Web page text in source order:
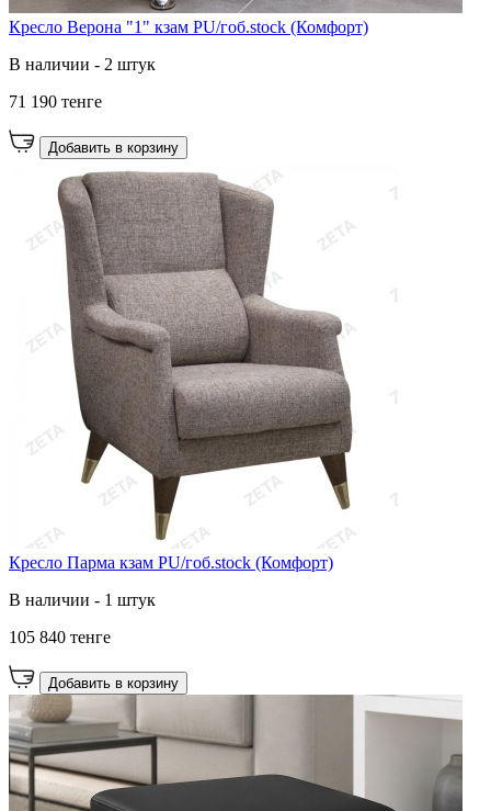
Кресло Верона "1" кзам PU/гоб.stock (Комфорт)
В наличии - 2 штук
71 190 тенге
Добавить в корзину
Кресло Парма кзам PU/гоб.stock (Комфорт)
В наличии - 1 штук
105 840 тенге
Добавить в корзину